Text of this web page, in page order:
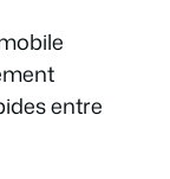
entre